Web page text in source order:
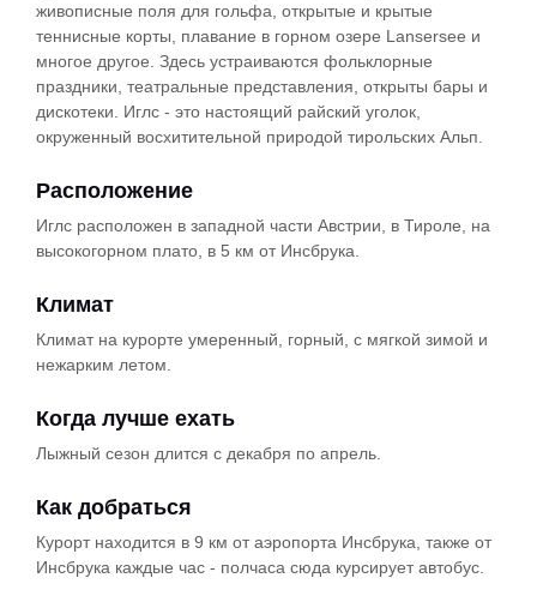
живописные поля для гольфа, открытые и крытые
теннисные корты, плавание в горном озере Lansersee и
многое другое. Здесь устраиваются фольклорные
праздники, театральные представления, открыты бары и
дискотеки. Иглс - это настоящий райский уголок,
окруженный восхитительной природой тирольских Альп.
Расположение
Иглс расположен в западной части Австрии, в Тироле, на
высокогорном плато, в 5 км от Инсбрука.
Климат
Климат на курорте умеренный, горный, с мягкой зимой и
нежарким летом.
Когда лучше ехать
Лыжный сезон длится с декабря по апрель.
Как добраться
Курорт находится в 9 км от аэропорта Инсбрука, также от
Инсбрука каждые час - полчаса сюда курсирует автобус.